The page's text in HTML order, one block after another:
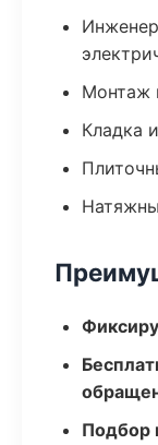
Монтаж
Кладка
Подбор